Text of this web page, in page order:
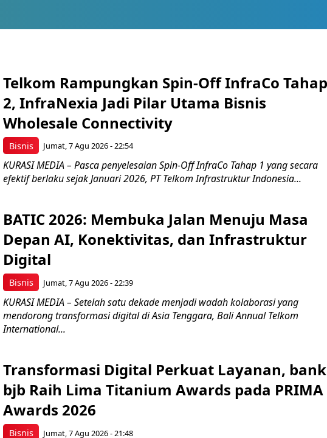
Bisnis
Telkom Rampungkan Spin-Off InfraCo Tahap
2, InfraNexia Jadi Pilar Utama Bisnis
Wholesale Connectivity
Jumat, 7 Agu 2026 - 22:54
KURASI MEDIA – Pasca penyelesaian Spin-Off InfraCo Tahap 1 yang secara
efektif berlaku sejak Januari 2026, PT Telkom Infrastruktur Indonesia...
Bisnis
BATIC 2026: Membuka Jalan Menuju Masa
Depan AI, Konektivitas, dan Infrastruktur
Digital
Jumat, 7 Agu 2026 - 22:39
KURASI MEDIA – Setelah satu dekade menjadi wadah kolaborasi yang
mendorong transformasi digital di Asia Tenggara, Bali Annual Telkom
International...
Bisnis
Transformasi Digital Perkuat Layanan, bank
bjb Raih Lima Titanium Awards pada PRIMA
Awards 2026
Jumat, 7 Agu 2026 - 21:48